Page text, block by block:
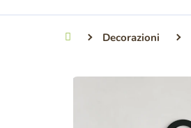
Casa Decorazioni